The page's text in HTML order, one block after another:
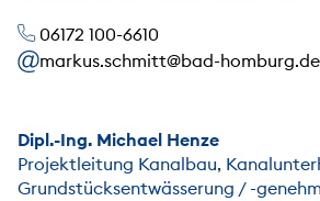
06172 100-6610
markus.schmitt@bad-homburg.de
Dipl.-Ing. Michael Henze
Projektleitung Kanalbau,
Grundstücksentwässerung / -